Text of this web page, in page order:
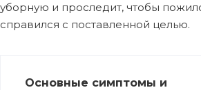
уборную и проследит, чтобы
справился с поставленной целью.
Основные симптомы и